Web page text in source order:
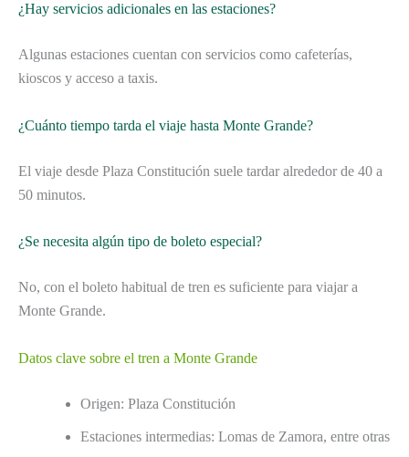
¿Hay servicios adicionales en las estaciones?
Algunas estaciones cuentan con servicios como cafeterías,
kioscos y acceso a taxis.
¿Cuánto tiempo tarda el viaje hasta Monte Grande?
El viaje desde Plaza Constitución suele tardar alrededor de 40 a
50 minutos.
¿Se necesita algún tipo de boleto especial?
No, con el boleto habitual de tren es suficiente para viajar a
Monte Grande.
Datos clave sobre el tren a Monte Grande
Origen: Plaza Constitución
Estaciones intermedias: Lomas de Zamora, entre otras